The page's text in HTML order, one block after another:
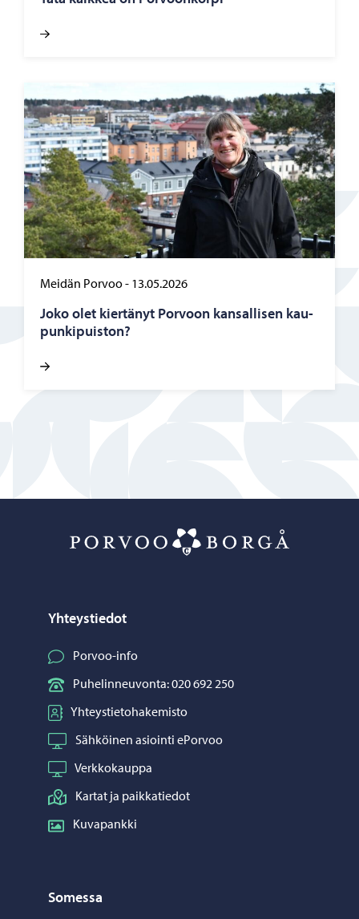
Meidän Porvoo- 13.05.2026
Joko olet kier­tä­nyt Por­voon kan­sal­li­sen kau­
pun­ki­puis­ton?
Yhteystiedot
Porvoo-info
Puhelinneuvonta: 020 692 250
Yhteystietohakemisto
Sähköinen asiointi ePorvoo
Verkkokauppa
Kartat ja paikkatiedot
Kuvapankki
Somessa